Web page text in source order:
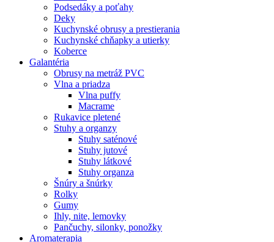
Podsedáky a poťahy
Deky
Kuchynské obrusy a prestierania
Kuchynské chňapky a utierky
Koberce
Galantéria
Obrusy na metráž PVC
Vlna a priadza
Vlna puffy
Macrame
Rukavice pletené
Stuhy a organzy
Stuhy saténové
Stuhy jutové
Stuhy látkové
Stuhy organza
Šnúry a šnúrky
Rolky
Gumy
Ihly, nite, lemovky
Pančuchy, silonky, ponožky
Aromaterapia